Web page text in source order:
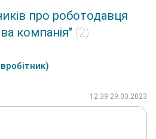
про роботодавця
компанія" (2)
12:39 29.03.2023